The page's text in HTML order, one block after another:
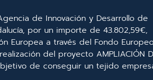
de Innovación y Desarrollo de
por un importe de 43.802,59€,
Europea a través del Fondo
del proyecto AMPLIACIÓN
de conseguir un tejido